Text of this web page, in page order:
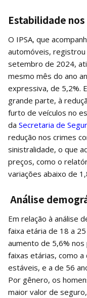
Estabilidade
O IPSA, que
automóveis, registrou
setembro de 2024,
mesmo mês do ano
expressiva, de 5,2%.
grande parte, à
furto de veículos no
da Secretaria de
redução nos crimes
sinistralidade, o que
preços, como o
variações abaixo de
Análise
Em relação à análise
faixa etária de 18 a
aumento de 5,6%
faixas etárias, como
estáveis, e a de 56
Por gênero, os
maior valor de